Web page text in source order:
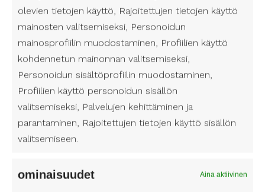
olevien tietojen käyttö, Rajoitettujen tietojen käyttö
mainosten valitsemiseksi, Personoidun
mainosprofiilin muodostaminen, Profiilien käyttö
kohdennetun mainonnan valitsemiseksi,
Personoidun sisältöprofiilin muodostaminen,
Profiilien käyttö personoidun sisällön
valitsemiseksi, Palvelujen kehittäminen ja
parantaminen, Rajoitettujen tietojen käyttö sisällön
valitsemiseen.
ominaisuudet Aina aktiivinen
avun palveluntarjoajana
Suomen Avustajapalvelut on yksi niistä
palveluntarjoajista, jotka on hyväksytty
henkilökohtaisen avun palvelusetelin tuottajiksi
Kymenlaaksossa. Tarjoamme ammattitaitoisia
henkilökohtaisia avustajia, jotka on koulutettu
tukemaan avun tarvitsijan arkea mahdollisimman
itsenäisesti ja kunnioittavasti. Valitsemalla
Suomen Avustajapalvelut palveluntuottajaksi voi